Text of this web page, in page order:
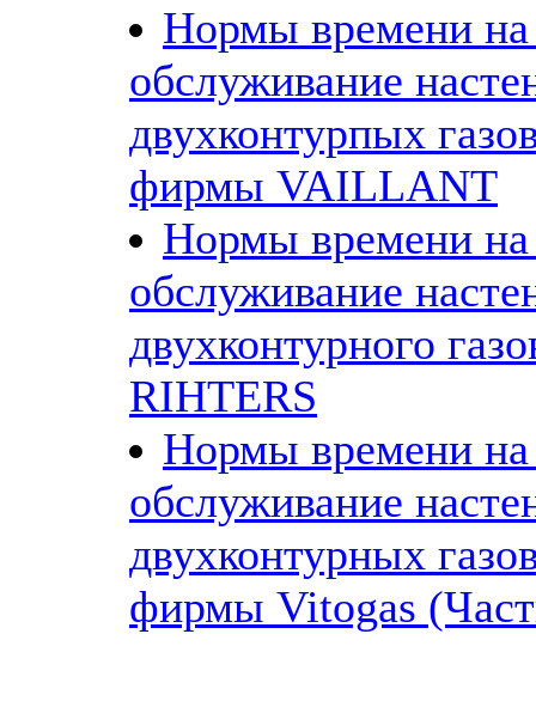
Нормы времени на
обслуживание
двухконтурпых
фирмы VAILLANT
Нормы времени на
обслуживание
двухконтурного
RIHTERS
Нормы времени на
обслуживание
двухконтурных
фирмы Vitogas